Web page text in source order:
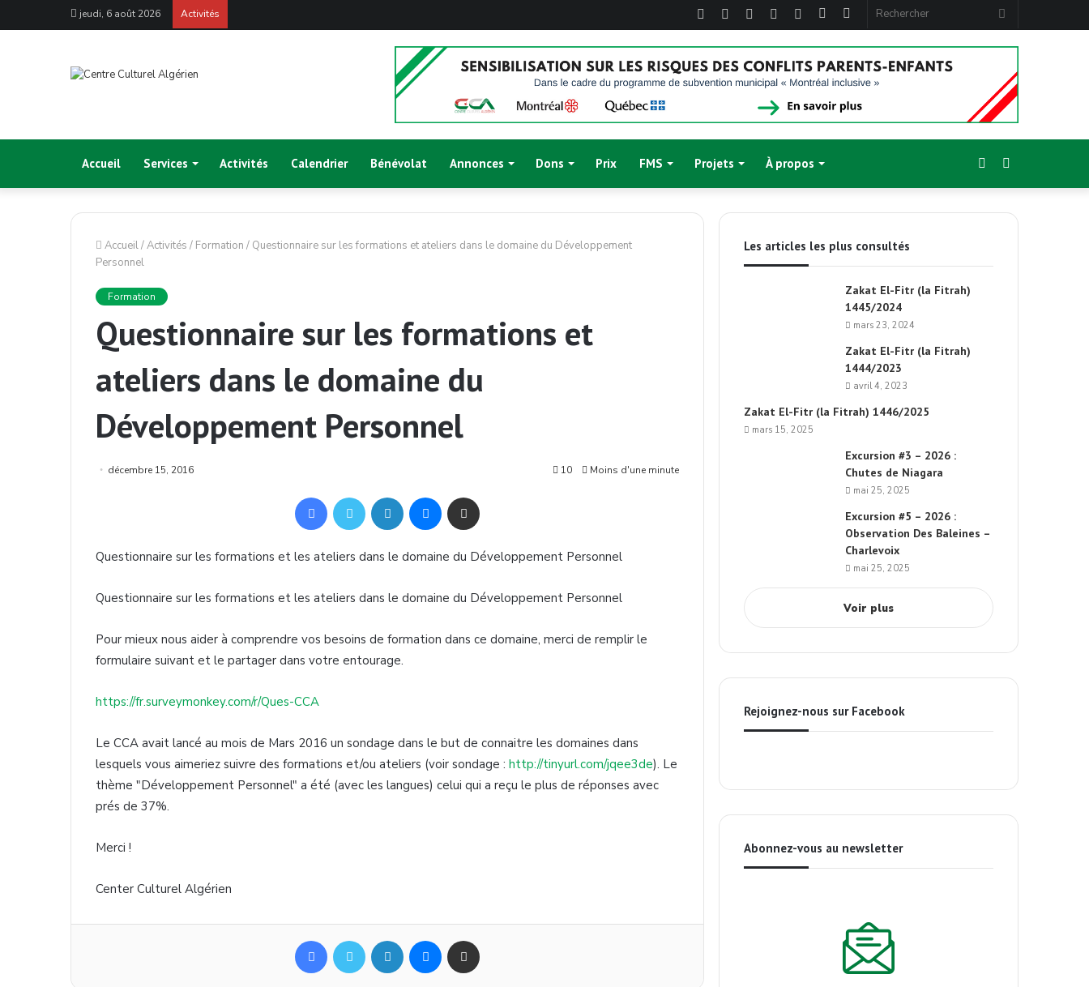
jeudi, 6 août 2026 Activités
Sidebar
(barre
latérale)
Article
Aléatoire
Instagram
YouTube
Linkedin
Twitter
Facebook
Accueil Services Activités Calendrier Bénévolat Annonces Dons Prix FMS Projets À propos
skin
Sidebar
(barre
Accueil/Activités / Formation / Questionnaire sur les formations et ateliers dans le domaine du Développement
Personnel
Formation
Questionnaire sur les formations et
ateliers dans le domaine du
Développement Personnel
décembre 15, 2016 10 Moins d'une minute
Questionnaire sur les formations et les ateliers dans le domaine du Développement Personnel
Questionnaire sur les formations et les ateliers dans le domaine du Développement Personnel
Pour mieux nous aider à comprendre vos besoins de formation dans ce domaine, merci de remplir le
formulaire suivant et le partager dans votre entourage.
https://fr.surveymonkey.com/r/Ques-CCA
Le CCA avait lancé au mois de Mars 2016 un sondage dans le but de connaitre les domaines dans
lesquels vous aimeriez suivre des formations et/ou ateliers (voir sondage : http://tinyurl.com/jqee3de). Le
thème "Développement Personnel" a été (avec les langues) celui qui a reçu le plus de réponses avec
prés de 37%.
Merci !
Center Culturel Algérien
Les articles les plus consultés
Zakat El-Fitr (la Fitrah)
1445/2024
mars 23, 2024
Zakat El-Fitr (la Fitrah)
1444/2023
avril 4, 2023
Zakat El-Fitr (la Fitrah) 1446/2025
mars 15, 2025
Excursion #3 – 2026 :
Chutes de Niagara
mai 25, 2025
Excursion #5 – 2026 :
Observation Des Baleines –
Charlevoix
mai 25, 2025
Voir plus
Rejoignez-nous sur Facebook
Abonnez-vous au newsletter